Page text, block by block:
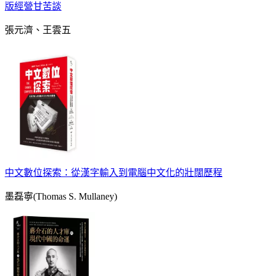
版經營甘苦談
張元濟、王雲五
中文數位探索：從漢字輸入到電腦中文化的壯闊歷程
墨磊寧(Thomas S. Mullaney)